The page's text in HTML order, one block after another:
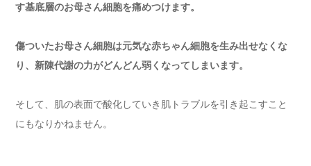
す基底層のお母さん細胞を痛めつけます。
傷ついたお母さん細胞は元気な赤ちゃん細胞を生み出せなくな
り、新陳代謝の力がどんどん弱くなってしまいます。
そして、肌の表面で酸化していき肌トラブルを引き起こすこと
にもなりかねません。